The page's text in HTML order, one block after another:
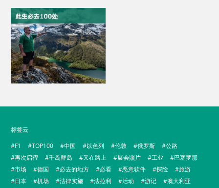
标签云
F1
TOP100 中国 以色列 伦敦 俄罗斯
公路
再次启程
千岛群岛 又在路上 展会照片 工业
巴塞罗那
市场
德国 必去的地方 必看 恶意软件 探险
旅游
日本
机场 法律实施 法拉利 活动 游记
澳大利亚